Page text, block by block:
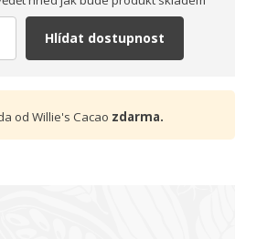
Hlídat dostupnost
od Willie's Cacao zdarma.